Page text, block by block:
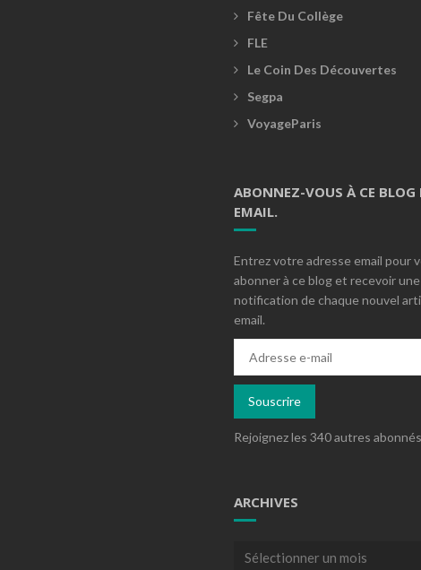
Fête Du Collège
FLE
Le Coin Des Découvertes
Segpa
VoyageParis
ABONNEZ-VOUS À CE BLOG
EMAIL.
Entrez votre adresse email pour
abonner à ce blog et recevoir une
notification de chaque nouvel
email.
mail
Souscrire
Rejoignez les 340 autres abonnés
ARCHIVES
Archives